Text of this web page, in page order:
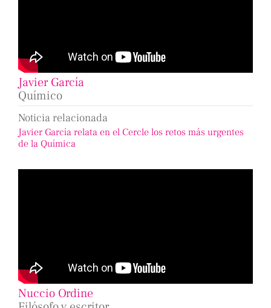
Javier García
Químico
Noticia relacionada
Javier García relata en el Cercle los retos más urgentes
de la Química
Nuccio Ordine